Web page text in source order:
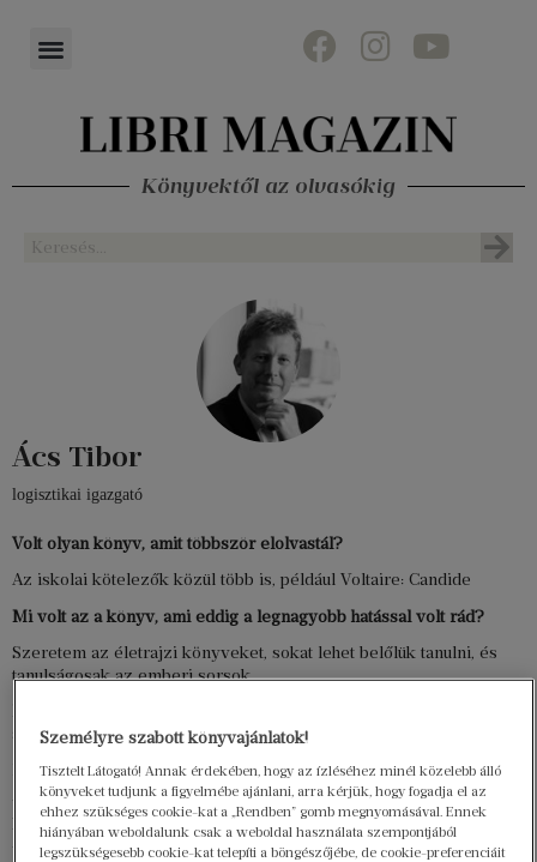
Könyvektől az olvasókig
Ács Tibor
logisztikai igazgató
Volt olyan könyv, amit többször elolvastál?
Az iskolai kötelezők közül több is, például Voltaire: Candide
Mi volt az a könyv, ami eddig a legnagyobb hatással volt rád?
Szeretem az életrajzi könyveket, sokat lehet belőlük tanulni, és
tanulságosak az emberi sorsok.
adott könyvet?
Kis mértékben, kedvet csinálhat hozzá.
Héctor Garcia – Francesc Miralles –
Ikigai
Személyre szabott könyvajánlatok!
Tisztelt Látogató! Annak érdekében, hogy az ízléséhez minél közelebb álló
könyveket tudjunk a figyelmébe ajánlani, arra kérjük, hogy fogadja el az
ehhez szükséges cookie-kat a „Rendben” gomb megnyomásával. Ennek
hiányában weboldalunk csak a weboldal használata szempontjából
legszükségesebb cookie-kat telepíti a böngészőjébe, de cookie-preferenciáit